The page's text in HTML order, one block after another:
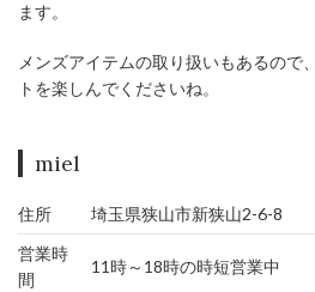
ます。
メンズアイテムの取り扱いもあるので
トを楽しんでくださいね。
miel
住所
埼玉県狭山市新狭山2-6-8
営業時
間
11時～18時の時短営業中